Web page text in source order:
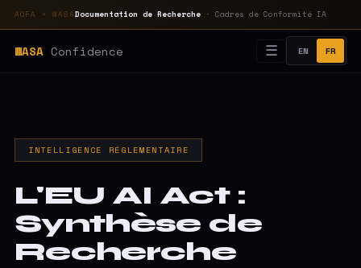
AOFA × WASADocumentation de Recherche· Cadres de Conformité IA
WASA Confidence ☰ EN FR
INTELLIGENCE RÉGLEMENTAIRE
L'EU AI Act :
Synthèse de
Recherche